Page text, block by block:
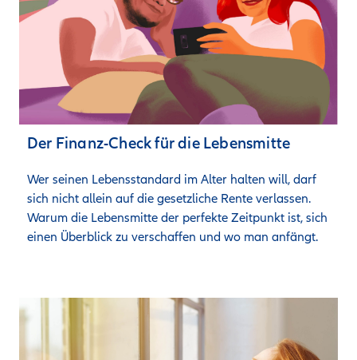
Der Finanz-Check für die Lebensmitte
Wer seinen Lebensstandard im Alter halten will, darf
sich nicht allein auf die gesetzliche Rente verlassen.
Warum die Lebensmitte der perfekte Zeitpunkt ist, sich
einen Überblick zu verschaffen und wo man anfängt.